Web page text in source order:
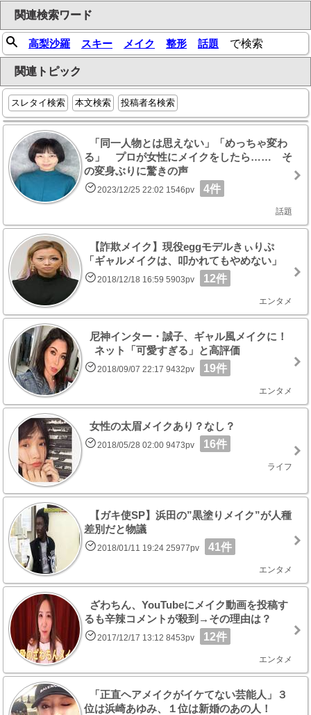
関連検索ワード
高梨沙羅 スキー メイク 整形 話題 で検索
関連トピック
スレタイ検索 本文検索 投稿者名検索
「同一人物とは思えない」「めっちゃ変わ
る」 プロが女性にメイクをしたら…… そ
の変身ぶりに驚きの声
2023/12/25 22:02 1546pv 4件
話題
【詐欺メイク】現役eggモデルきぃりぷ
「ギャルメイクは、叩かれてもやめない」
2018/12/18 16:59 5903pv 12件
エンタメ
尼神インター・誠子、ギャル風メイクに！
ネット「可愛すぎる」と高評価
2018/09/07 22:17 9432pv 19件
エンタメ
女性の太眉メイクあり？なし？
2018/05/28 02:00 9473pv 16件
ライフ
【ガキ使SP】浜田の”黒塗りメイク”が人種
差別だと物議
2018/01/11 19:24 25977pv 41件
エンタメ
ざわちん、YouTubeにメイク動画を投稿す
るも辛辣コメントが殺到→その理由は？
2017/12/17 13:12 8453pv 12件
エンタメ
「正直ヘアメイクがイケてない芸能人」３
位は浜崎あゆみ、１位は新婚のあの人！